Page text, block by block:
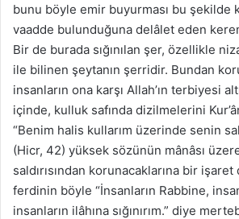
bunu böyle emir buyurması bu şekilde
vaadde bulunduğuna delâlet eden
Bir de burada sığınılan şer, özellikle
ile bilinen şeytanın şerridir. Bundan
insanların ona karşı Allah’ın terbiyesi
içinde, kulluk safında dizilmelerini
“Benim halis kullarım üzerinde senin
(Hicr, 42) yüksek sözünün mânâsı
saldırısından korunacaklarına bir
ferdinin böyle “İnsanların Rabbine,
insanların ilâhına sığınırım.” diye